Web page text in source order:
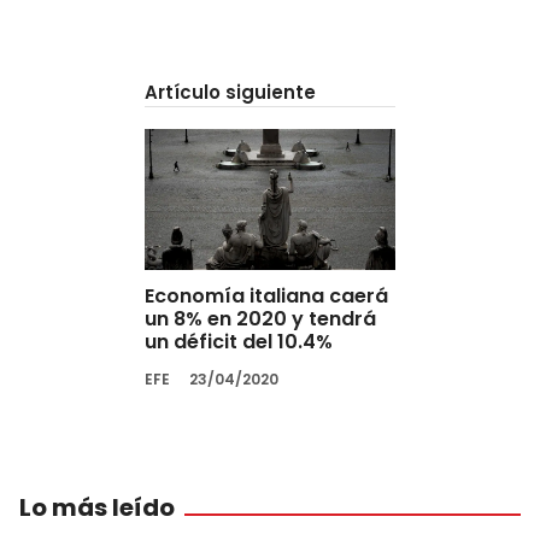
Artículo siguiente
Economía italiana caerá
un 8% en 2020 y tendrá
un déficit del 10.4%
EFE 23/04/2020
Lo más leído